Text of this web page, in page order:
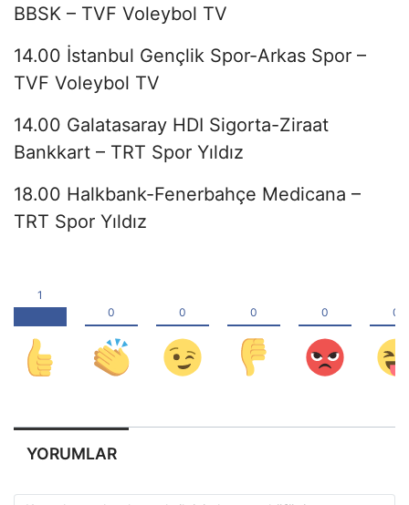
BBSK – TVF Voleybol TV
14.00 İstanbul Gençlik Spor-Arkas Spor –
TVF Voleybol TV
14.00 Galatasaray HDI Sigorta-Ziraat
Bankkart – TRT Spor Yıldız
18.00 Halkbank-Fenerbahçe Medicana –
TRT Spor Yıldız
YORUMLAR